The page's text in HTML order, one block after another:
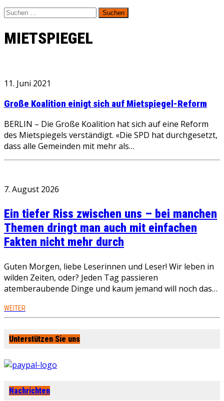
Suchen
nach:
MIETSPIEGEL
11. Juni 2021
Große Koalition einigt sich auf Mietspiegel-Reform
BERLIN – Die Große Koalition hat sich auf eine Reform
des Mietspiegels verständigt. «Die SPD hat durchgesetzt,
dass alle Gemeinden mit mehr als…
7. August 2026
Ein tiefer Riss zwischen uns – bei manchen
Themen dringt man auch mit einfachen
Fakten nicht mehr durch
Guten Morgen, liebe Leserinnen und Leser! Wir leben in
wilden Zeiten, oder? Jeden Tag passieren
atemberaubende Dinge und kaum jemand will noch das…
WEITER
Unterstützen Sie uns
Nachrichten